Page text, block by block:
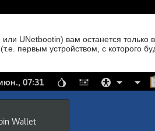
UNetbootin) вам останется только
первым устройством, с которого